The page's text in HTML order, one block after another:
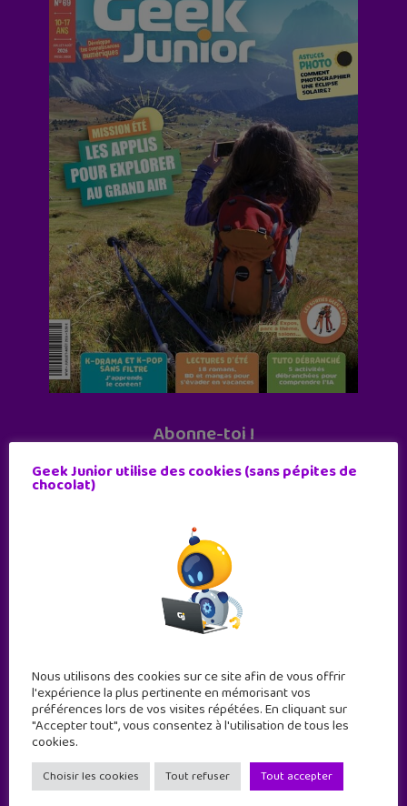
Abonne-toi !
11 numéros par an
Geek Junior est le premier site de culture numérique
à destination des adolescents.
Geek Junior utilise des cookies (sans pépites de
chocolat)
Nous utilisons des cookies sur ce site afin de vous offrir
l'expérience la plus pertinente en mémorisant vos
préférences lors de vos visites répétées. En cliquant sur
"Accepter tout", vous consentez à l'utilisation de tous les
cookies.
Choisir les cookies Tout refuser Tout accepter